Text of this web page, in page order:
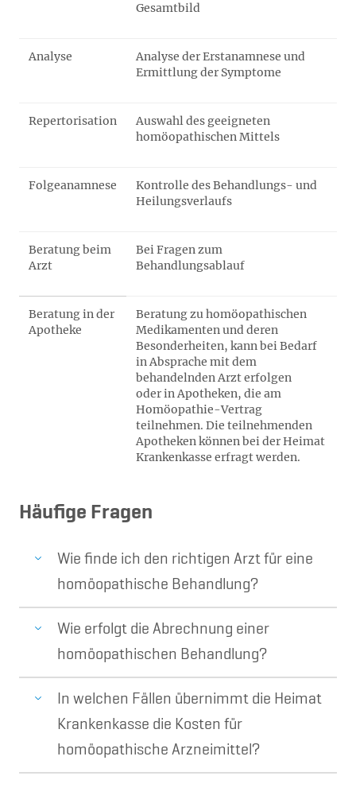
Gesamtbild
Analyse
Analyse der Erstanamnese und
Ermittlung der Symptome
Repertorisation
Auswahl des geeigneten
homöopathischen Mittels
Folgeanamnese
Kontrolle des Behandlungs- und
Heilungsverlaufs
Beratung beim
Arzt
Bei Fragen zum
Behandlungsablauf
Beratung in der
Apotheke
Beratung zu homöopathischen
Medikamenten und deren
Besonderheiten, kann bei Bedarf
in Absprache mit dem
behandelnden Arzt erfolgen
oder in Apotheken, die am
Homöopathie-Vertrag
teilnehmen. Die teilnehmenden
Apotheken können bei der Heimat
Krankenkasse erfragt werden.
Häufige Fragen
Wie finde ich den richtigen Arzt für eine
homöopathische Behandlung?
Wie erfolgt die Abrechnung einer
homöopathischen Behandlung?
In welchen Fällen übernimmt die Heimat
Krankenkasse die Kosten für
homöopathische Arzneimittel?